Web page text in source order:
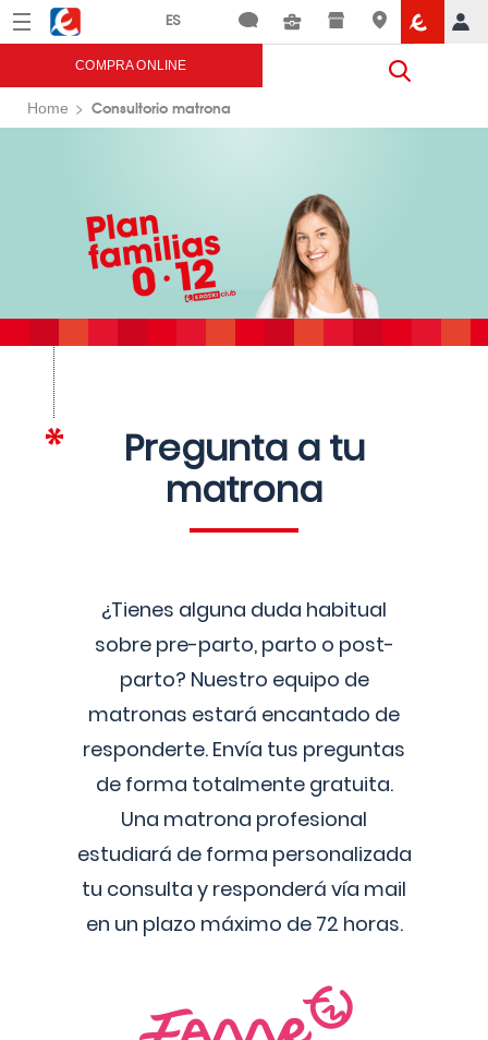
Menú Eroski
COMPRA ONLINE
Home Consultorio matrona
Pregunta a tu
matrona
¿Tienes alguna duda habitual
sobre pre-parto, parto o post-
parto? Nuestro equipo de
matronas estará encantado de
responderte. Envía tus preguntas
de forma totalmente gratuita.
Una matrona profesional
estudiará de forma personalizada
tu consulta y responderá vía mail
en un plazo máximo de 72 horas.